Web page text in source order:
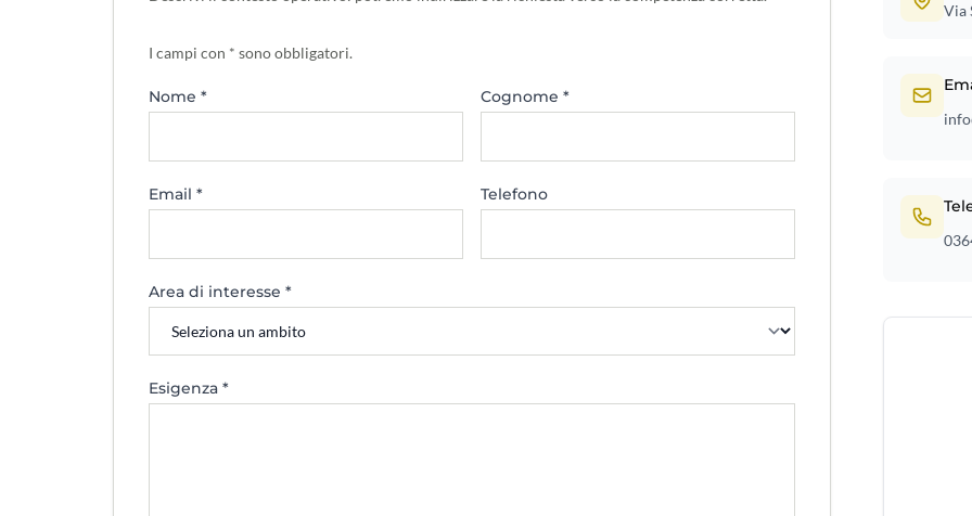
I campi con * sono obbligatori.
Nome * Cognome *
Email * Telefono
Area di interesse *
Esigenza *
Via